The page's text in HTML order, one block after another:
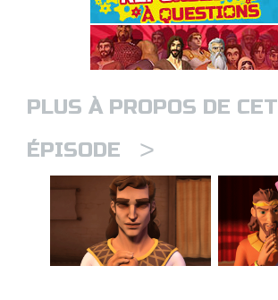
PLUS À PROPOS DE CET
ÉPISODE
>